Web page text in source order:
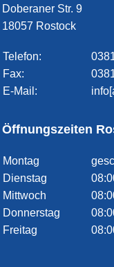
Doberaner Str. 9
18057 Rostock
Telefon:
Fax:
E-Mail:
Öffnungszeiten
Montag
Dienstag
Mittwoch
Donnerstag
Freitag